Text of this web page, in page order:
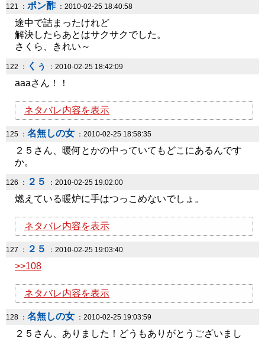
121 ： ポン酢 ：2010-02-25 18:40:58
途中で詰まったけれど
解決したらあとはサクサクでした。
さくら、きれい～
122 ： くぅ ：2010-02-25 18:42:09
aaaさん！！
ネタバレ内容を表示
125 ： 名無しの女 ：2010-02-25 18:58:35
２５さん、暖何とかの中っていてもどこにあるんです
か。
126 ： ２５ ：2010-02-25 19:02:00
燃えている暖炉に手はつっこめないでしょ。
ネタバレ内容を表示
127 ： ２５ ：2010-02-25 19:03:40
>>108
ネタバレ内容を表示
128 ： 名無しの女 ：2010-02-25 19:03:59
２５さん、ありました！どうもありがとうございまし